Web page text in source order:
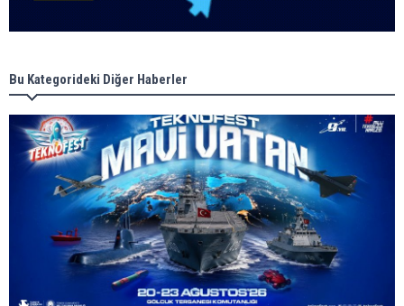
Bu Kategorideki Diğer Haberler